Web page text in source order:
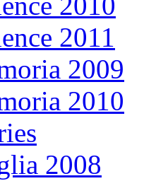
2011
2009
2010
2008